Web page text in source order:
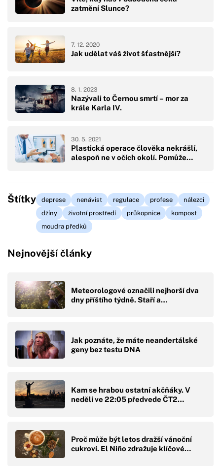
zatmění Slunce?
Jak udělat váš život šťastnější?
7. 12. 2020
Nazývali to Černou smrtí –⁠ mor za
krále Karla IV.
8. 1. 2023
Plastická operace člověka nekrášlí,
alespoň ne v očích okolí. Pomůže…
30. 5. 2021
Štítky deprese nenávist regulace profese
nálezci
džíny
životní prostředí průkopnice
kompost
moudra předků
Nejnovější články
Meteorologové označili nejhorší dva
dny příštího týdně. Staří a…
Jak poznáte, že máte neandertálské
geny bez testu DNA
Kam se hrabou ostatní akčňáky. V
neděli ve 22:05 předvede ČT2…
Proč může být letos dražší vánoční
cukroví. El Niño zdražuje klíčové…